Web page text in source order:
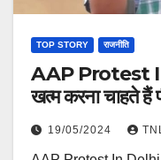
TOP STORY राजनीति
AAP Protest In
खत्म करना चाहते हैं
19/05/2024